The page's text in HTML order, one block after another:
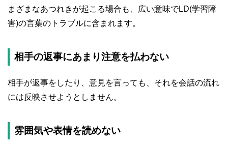
まざまなあつれきが起こる場合も、広い意味でLD(学習障
害)の言葉のトラブルに含まれます。
相手の返事にあまり注意を払わない
相手が返事をしたり、意見を言っても、それを会話の流れ
には反映させようとしません。
雰囲気や表情を読めない